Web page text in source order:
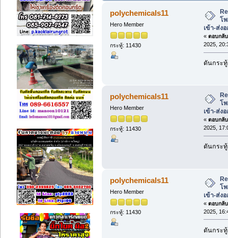
ส่งออก โพแทสเซียมไฮดรอกไซด์. (อ่
polychemicals11
Hero Member
กระทู้: 11430
โ
เข้า-ส่ง
« ตอบกลั
2025,
ดันกระทู้
polychemicals11
Hero Member
กระทู้: 11430
โ
เข้า-ส่ง
« ตอบกลั
2025,
ดันกระทู้
polychemicals11
Hero Member
กระทู้: 11430
โ
เข้า-ส่ง
« ตอบกลั
2025,
ดันกระทู้